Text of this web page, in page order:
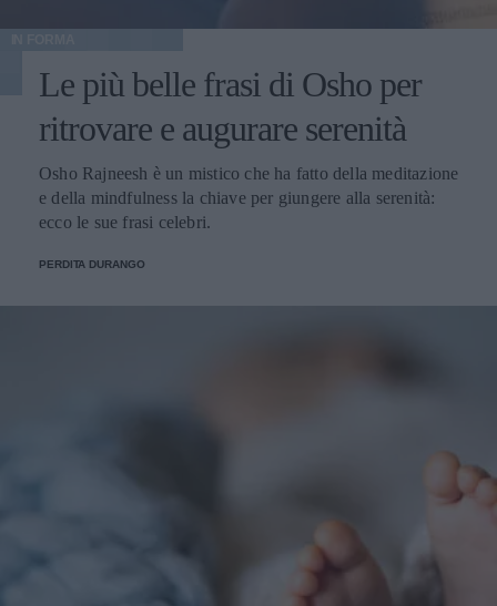
Le più belle frasi di Osho per
ritrovare e augurare serenità
Osho Rajneesh è un mistico che ha fatto della meditazione
e della mindfulness la chiave per giungere alla serenità:
ecco le sue frasi celebri.
PERDITA DURANGO